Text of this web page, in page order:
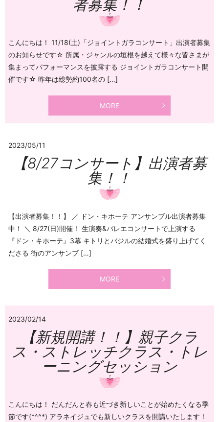
者募集！！
こんにちは！ 11/18(土)「ジョイントガラコンサート」出演者募集
のお知らせです☆ 所属・ジャンルの垣根を越えて様々な皆さまが
集まってパフォーマンスを披露する ジョイントガラコンサート開
催です☆ 昨年は総勢約100名の […]
MORE
2023/05/11
【8/27コンサート】出演者募
集！！
【出演者募集！！】 ／ ドン・キホーテ アンサンブル出演者募集
中！ ＼ 8/27(日)開催！ 生演奏&バレエコンサートで上演する
『ドン・キホーテ』3幕 キトリとバジルの結婚式を盛り上げてく
ださる 街のアンサンブ […]
MORE
2023/02/14
【新規開講！！】親子クラ
ス・ストレッチクラス・トレ
ーニングセッション
こんにちは！ だんだんと春も近づき新しいことが始めたくなる季
節です(*^^*) アラネイジュでも新しいクラスを開講いたします！